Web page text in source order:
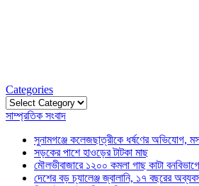
Categories
Categories
সাম্প্রতিক সংবাদ
সুনামগঞ্জে কলেজছাত্রীকে ধর্ষণের অভিযোগ,
সড়কের পাশে হাওড়ের টাটকা মাছ
মৌলভীবাজারে ১২০০ কমলা গাছ কাটা
দেশের বড় চ্যালেঞ্জ জ্বালানি, ১৭ বছরের